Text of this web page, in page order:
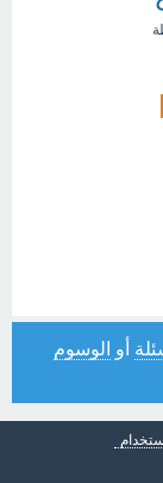
أو الوسوم